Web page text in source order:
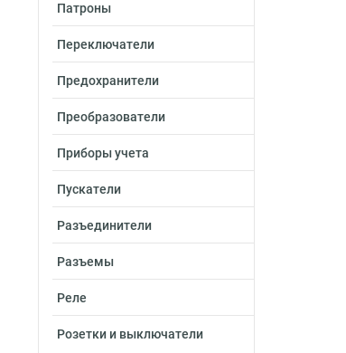
Патроны
Переключатели
Предохранители
Преобразователи
Приборы учета
Пускатели
Разъединители
Разъемы
Реле
Розетки и выключатели